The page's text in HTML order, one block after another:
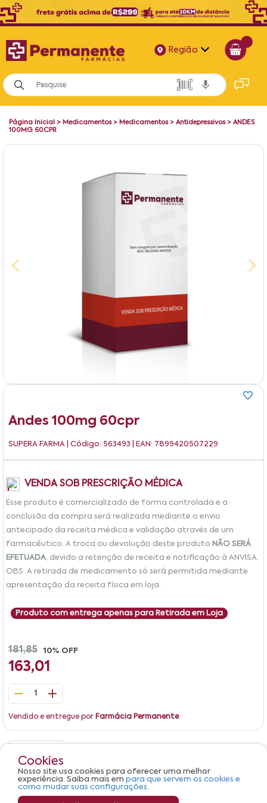
Região
Alagoas
Bahia
Página Inicial > Medicamentos> Medicamentos> Antidepressivos> ANDES
100MG 60CPR
Andes 100mg 60cpr
SUPERA FARMA | Código: 563493 | EAN: 7899420507229
VENDA SOB PRESCRIÇÃO MÉDICA
Esse produto é comercializado de forma controlada e a
conclusão da compra será realizada mediante o envio
antecipado da receita médica e validação através de um
farmacêutico. A troca ou devolução deste produto NÃO SERÁ
EFETUADA, devido a retenção de receita e notificação à ANVISA.
OBS: A retirada de medicamento só será permitida mediante
apresentação da receita física em loja.
Produto com entrega apenas para Retirada em Loja
181,85 10% OFF
163,01
1
Vendido e entregue por Farmácia Permanente
Produto não apresenta descrição.
Cookies
Nosso site usa cookies para oferecer uma melhor
experiência. Saiba mais em para que servem os cookies e
como mudar suas configurações.